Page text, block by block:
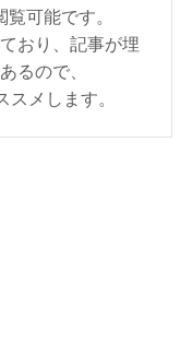
可能です。
おり、記事が埋
るので、
メします。